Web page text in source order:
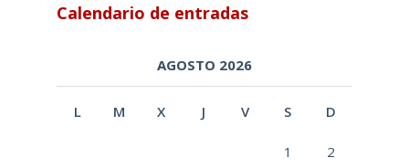
Calendario de entradas
AGOSTO 2026
L M X J V S D
1 2